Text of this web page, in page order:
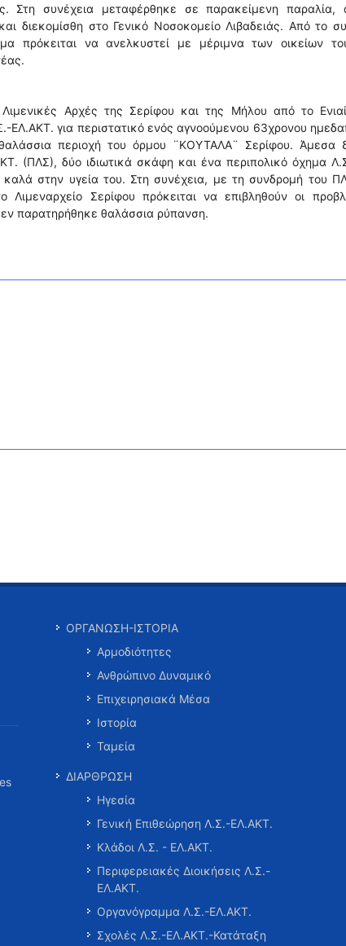
Στη συνέχεια μεταφέρθηκε σε παρακείμενη παραλία,
διεκομίσθη στο Γενικό Νοσοκομείο Λιβαδειάς. Από το
πρόκειται να ανελκυστεί με μέριμνα των οικείων
Αρχές της Σερίφου και της Μήλου από το
για περιστατικό ενός αγνοούμενου 63χρονου
περιοχή του όρμου ¨ΚΟΥΤΑΛΑ¨ Σερίφου. Άμεσα
(ΠΛΣ), δύο ιδιωτικά σκάφη και ένα περιπολικό όχημα
στην υγεία του. Στη συνέχεια, με τη συνδρομή του
Σερίφου πρόκειται να επιβληθούν οι
παρατηρήθηκε θαλάσσια ρύπανση.
ΟΡΓΑΝΩΣΗ-ΙΣΤΟΡΙΑ
Αρμοδιότητες
Ανθρώπινο Δυναμικό
Επιχειρησιακά Μέσα
Ιστορία
Ταμεία
ΔΙΑΡΘΡΩΣΗ
Ηγεσία
Γενική Επιθεώρηση Λ.Σ.-ΕΛ.ΑΚΤ.
Κλάδοι Λ.Σ. - ΕΛ.ΑΚΤ.
Περιφερειακές Διοικήσεις Λ.Σ.-
ΕΛ.ΑΚΤ.
Οργανόγραμμα Λ.Σ.-ΕΛ.ΑΚΤ.
Σχολές Λ.Σ.-ΕΛ.ΑΚΤ.-Κατάταξη